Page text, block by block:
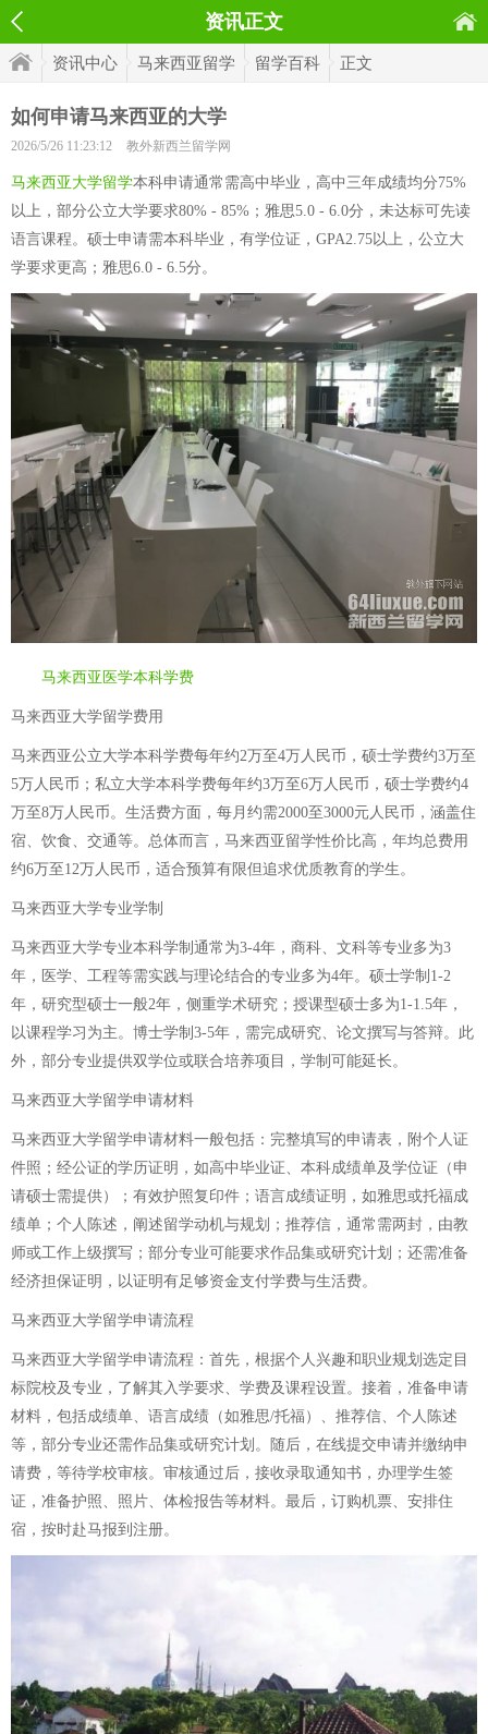
资讯正文
资讯中心 马来西亚留学 留学百科 正文
如何申请马来西亚的大学
2026/5/26 11:23:12 教外新西兰留学网
马来西亚大学留学本科申请通常需高中毕业，高中三年成绩均分75%
以上，部分公立大学要求80% - 85%；雅思5.0 - 6.0分，未达标可先读
语言课程。硕士申请需本科毕业，有学位证，GPA2.75以上，公立大
学要求更高；雅思6.0 - 6.5分。
马来西亚医学本科学费
马来西亚大学留学费用
马来西亚公立大学本科学费每年约2万至4万人民币，硕士学费约3万至
5万人民币；私立大学本科学费每年约3万至6万人民币，硕士学费约4
万至8万人民币。生活费方面，每月约需2000至3000元人民币，涵盖住
宿、饮食、交通等。总体而言，马来西亚留学性价比高，年均总费用
约6万至12万人民币，适合预算有限但追求优质教育的学生。
马来西亚大学专业学制
马来西亚大学专业本科学制通常为3-4年，商科、文科等专业多为3
年，医学、工程等需实践与理论结合的专业多为4年。硕士学制1-2
年，研究型硕士一般2年，侧重学术研究；授课型硕士多为1-1.5年，
以课程学习为主。博士学制3-5年，需完成研究、论文撰写与答辩。此
外，部分专业提供双学位或联合培养项目，学制可能延长。
马来西亚大学留学申请材料
马来西亚大学留学申请材料一般包括：完整填写的申请表，附个人证
件照；经公证的学历证明，如高中毕业证、本科成绩单及学位证（申
请硕士需提供）；有效护照复印件；语言成绩证明，如雅思或托福成
绩单；个人陈述，阐述留学动机与规划；推荐信，通常需两封，由教
师或工作上级撰写；部分专业可能要求作品集或研究计划；还需准备
经济担保证明，以证明有足够资金支付学费与生活费。
马来西亚大学留学申请流程
马来西亚大学留学申请流程：首先，根据个人兴趣和职业规划选定目
标院校及专业，了解其入学要求、学费及课程设置。接着，准备申请
材料，包括成绩单、语言成绩（如雅思/托福）、推荐信、个人陈述
等，部分专业还需作品集或研究计划。随后，在线提交申请并缴纳申
请费，等待学校审核。审核通过后，接收录取通知书，办理学生签
证，准备护照、照片、体检报告等材料。最后，订购机票、安排住
宿，按时赴马报到注册。